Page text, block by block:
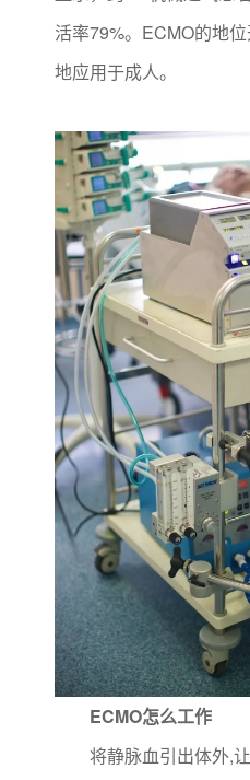
活率79%。ECMO的地
地应用于成人。
ECMO怎么工作
将静脉血引出体外,让